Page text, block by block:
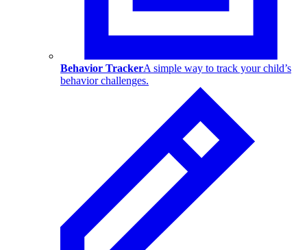
Behavior TrackerA simple way to track your child’s
behavior challenges.